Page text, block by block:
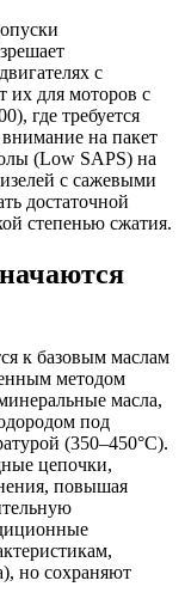
с
их для моторов с
где требуется
на пакет
(Low SAPS) на
с сажевыми
достаточной
степенью сжатия.
к базовым маслам
методом
масла,
под
(350–450°C).
цепочки,
повышая
но сохраняют